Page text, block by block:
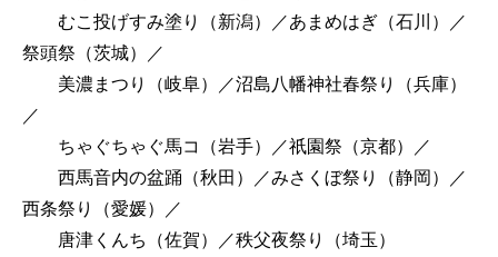
むこ投げすみ塗り（新潟）／あまめはぎ（石川）／
祭頭祭（茨城）／
美濃まつり（岐阜）／沼島八幡神社春祭り（兵庫）
／
ちゃぐちゃぐ馬コ（岩手）／祇園祭（京都）／
西馬音内の盆踊（秋田）／みさくぼ祭り（静岡）／
西条祭り（愛媛）／
唐津くんち（佐賀）／秩父夜祭り（埼玉）